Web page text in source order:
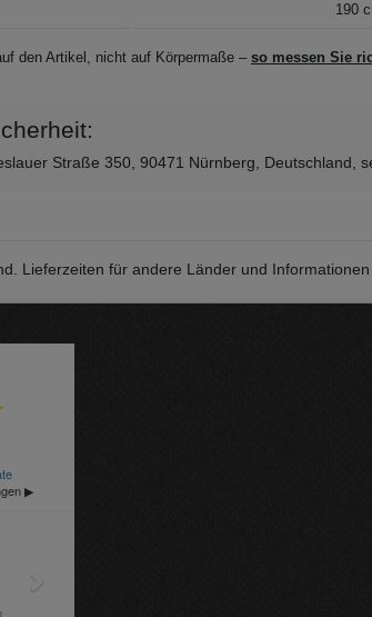
190
den Artikel, nicht auf Körpermaße – so messen Sie
Straße 350, 90471 Nürnberg, Deutschland,
Lieferzeiten für andere Länder und